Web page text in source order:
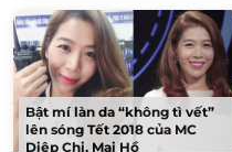
Bật mí làn da “không tì vết”
lên sóng Tết 2018 của MC
Diệp Chi, Mai Hồ